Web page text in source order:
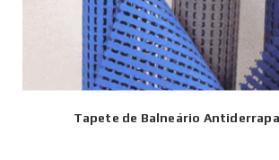
Tapete de Balneário